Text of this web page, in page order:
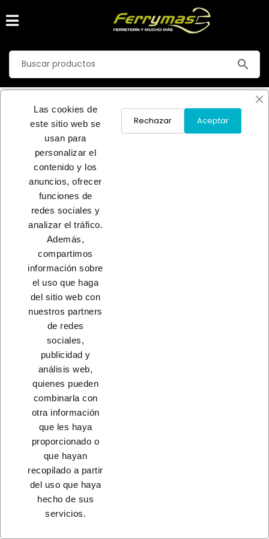
search
Inicio FERRETERIA
CORTINA-PERSIANA-ARMARIO
ESPIRAL P.VISILLO
INICIO
No hay productos disponibles
¡Estate atento! Próximamente se añadirán más productos.
CONTACTO
PRODUCTOS
NUESTRA EMPRESA
© 2023 - Coferdroza, S. Coop. Ltda.
Las cookies de
este sitio web se
usan para
personalizar el
contenido y los
anuncios, ofrecer
funciones de
redes sociales y
analizar el tráfico.
Además,
compartimos
información sobre
el uso que haga
del sitio web con
nuestros partners
de redes
sociales,
publicidad y
análisis web,
quienes pueden
combinarla con
otra información
que les haya
proporcionado o
que hayan
recopilado a partir
del uso que haya
hecho de sus
servicios.
Aceptar
Rechazar